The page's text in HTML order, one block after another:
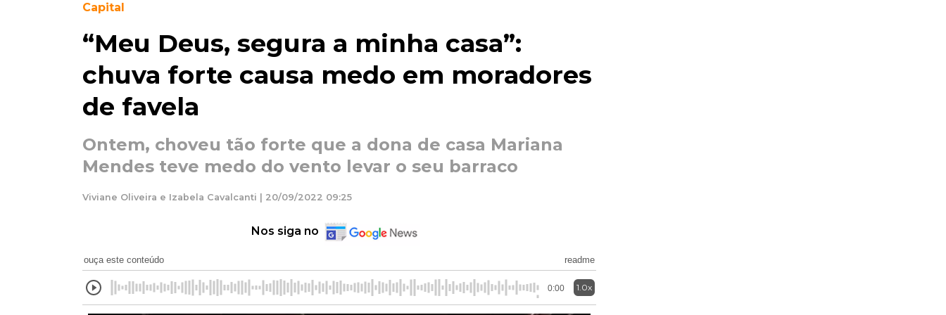
Capital
“Meu Deus, segura a minha casa”:
chuva forte causa medo em moradores
de favela
Ontem, choveu tão forte que a dona de casa Mariana
Mendes teve medo do vento levar o seu barraco
Viviane Oliveira e Izabela Cavalcanti | 20/09/2022 09:25
Nos siga no
ouça este conteúdo readme
0:00 1.0x